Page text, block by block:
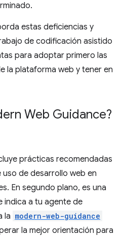
estas deficiencias y
de codificación asistido
para adoptar primero las
la plataforma web y tener en
Web Guidance?
prácticas recomendadas
de desarrollo web en
En segundo plano, es una
indica a tu agente de
la modern-web-guidance
la mejor orientación para